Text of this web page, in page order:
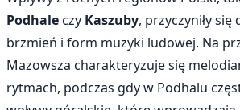
Podhaleczy Kaszuby, przyczyniły
brzmień i form muzyki ludowej. Na
Mazowsza charakteryzuje się
rytmach, podczas gdy w Podhalu